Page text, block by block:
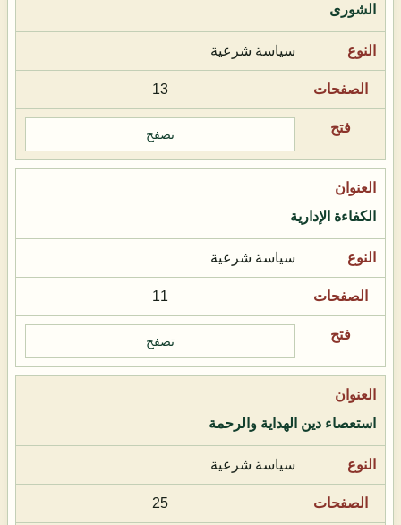
الشورى
سياسة شرعية
13
تصفح
الكفاءة الإدارية
سياسة شرعية
11
تصفح
استعصاء دين الهداية والرحمة
سياسة شرعية
25